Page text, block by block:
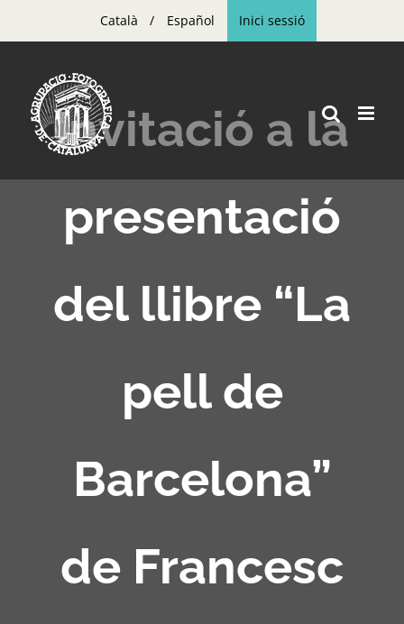
to
content
Català Español Inici sessió
Invitació a la
presentació
del llibre “La
pell de
Barcelona”
de Francesc